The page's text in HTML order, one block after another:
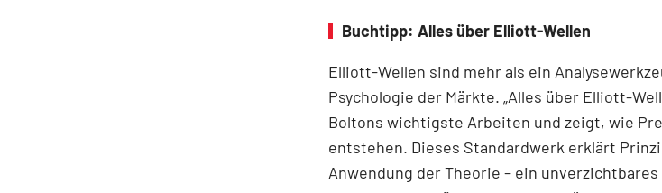
Buchtipp: Alles über Elliott-Wellen
Elliott-Wellen sind mehr als ein
Psychologie der Märkte. „Alles über Elliott-
Boltons wichtigste Arbeiten und zeigt, wie
entstehen. Dieses Standardwerk erklärt
Anwendung der Theorie – ein